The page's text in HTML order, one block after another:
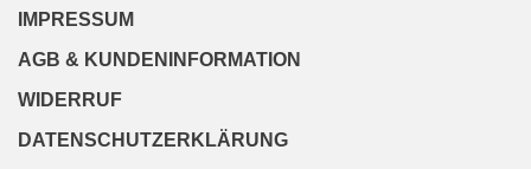
IMPRESSUM
AGB & KUNDENINFORMATION
WIDERRUF
DATENSCHUTZERKLÄRUNG